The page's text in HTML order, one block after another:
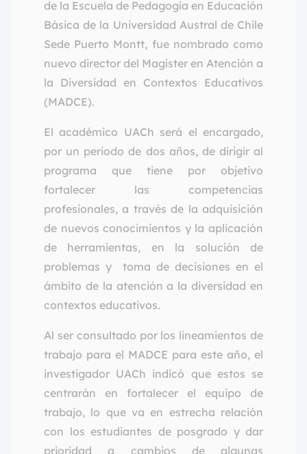
de la Escuela de Pedagogía en Educación
Básica de la Universidad Austral de Chile
Sede Puerto Montt, fue nombrado como
nuevo director del Magíster en Atención a
la Diversidad en Contextos Educativos
(MADCE).
El académico UACh será el encargado,
por un periodo de dos años, de dirigir al
programa que tiene por objetivo
fortalecer las competencias
profesionales, a través de la adquisición
de nuevos conocimientos y la aplicación
de herramientas, en la solución de
problemas y toma de decisiones en el
ámbito de la atención a la diversidad en
contextos educativos.
Al ser consultado por los lineamientos de
trabajo para el MADCE para este año, el
investigador UACh indicó que estos se
centrarán en fortalecer el equipo de
trabajo, lo que va en estrecha relación
con los estudiantes de posgrado y dar
prioridad a cambios de algunas